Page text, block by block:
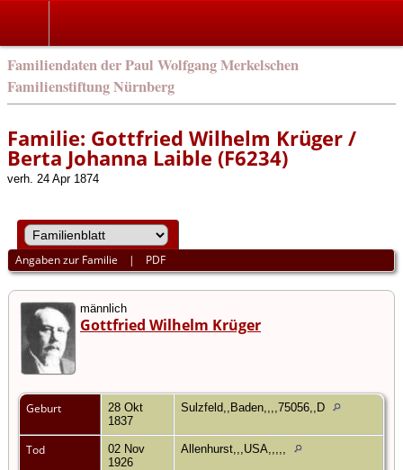
Familiendaten der Paul Wolfgang Merkelschen
Familienstiftung Nürnberg
Familie: Gottfried Wilhelm Krüger /
Berta Johanna Laible (F6234)
verh. 24 Apr 1874
Angaben zur Familie | PDF
männlich
Gottfried Wilhelm Krüger
Geburt
28 Okt
1837
Sulzfeld,,Baden,,,,75056,,D
Tod
02 Nov
1926
Allenhurst,,,USA,,,,,